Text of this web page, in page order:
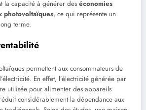
la capacité à générer des économies
photovoltaïques, ce qui représente un
terme.
permettent aux consommateurs de
En effet, l’électricité générée par
utilisée pour alimenter des appareils
considérablement la dépendance aux